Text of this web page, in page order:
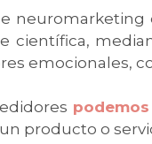
científica,
emocionales,
producto o